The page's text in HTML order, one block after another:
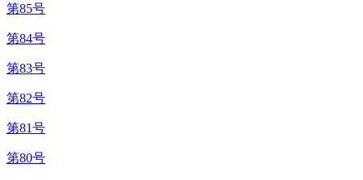
第85号
第84号
第83号
第82号
第81号
第80号